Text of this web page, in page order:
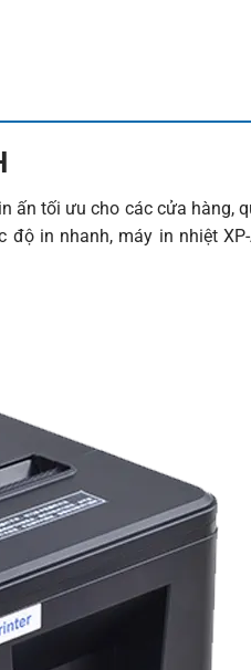
ấn tối ưu cho các cửa hàng,
in nhanh, máy in nhiệt